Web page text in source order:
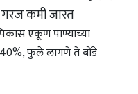
गरज कमी जास्त
एकूण पाण्याच्या
40%, फुले लागणे ते बोंडे